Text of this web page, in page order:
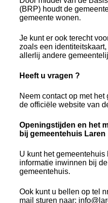
(BRP) houdt de
gemeente wonen.
Je kunt er ook terecht
zoals een
allerlij andere
Heeft u vragen ?
Neem contact op met
de officiële website van
Openingstijden en het
bij gemeentehuis Laren
U kunt het
informatie inwinnen bij
gemeentehuis.
Ook kunt u bellen op tel
mail sturen naar: